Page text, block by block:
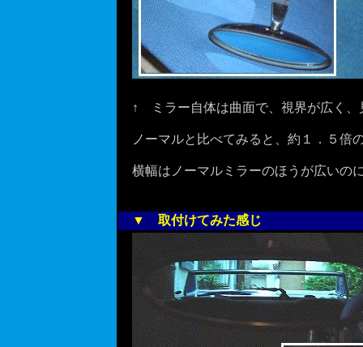
↑ ミラー自体は曲面で、視界が広く、
ノーマルと比べてみると、約１．５倍
横幅はノーマルミラーのほうが広いの
▼ 取付けてみた感じ